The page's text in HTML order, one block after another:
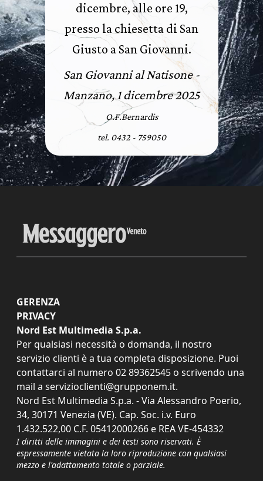
dicembre, alle ore 19,
presso la chiesetta di San
Giusto a San Giovanni.
San Giovanni al Natisone -
Manzano, 1 dicembre 2025
O.F.Bernardis
tel. 0432 - 759050
GERENZA
PRIVACY
Nord Est Multimedia S.p.a.
Per qualsiasi necessità o domanda, il nostro
servizio clienti è a tua completa disposizione. Puoi
contattarci al numero 02 89362545 o scrivendo una
mail a servizioclienti@grupponem.it.
Nord Est Multimedia S.p.a. - Via Alessandro Poerio,
34, 30171 Venezia (VE). Cap. Soc. i.v. Euro
1.432.522,00 C.F. 05412000266 e REA VE-454332
I diritti delle immagini e dei testi sono riservati. È
espressamente vietata la loro riproduzione con qualsiasi
mezzo e l'adattamento totale o parziale.